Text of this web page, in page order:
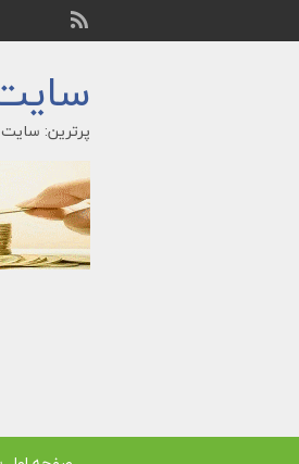
پرترین: سایت